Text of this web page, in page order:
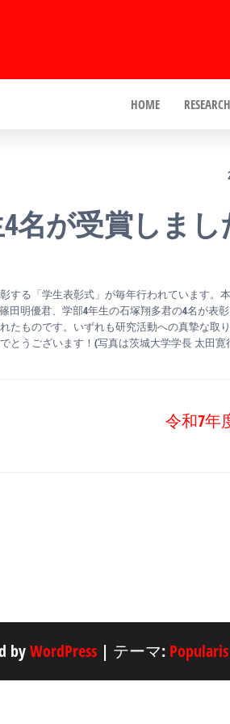
HOME RESEARCH
名が受賞しまし
る「学生表彰式」が毎年行われています。本
明優君、学部4年生の石塚翔多君の4名が表彰
ものです。いずれも研究活動への真摯な取
とうございます！(写真は茨城大学学長 太田寛
令和7年
byWordPress | テーマ: